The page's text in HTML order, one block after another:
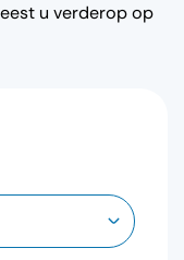
u verderop op